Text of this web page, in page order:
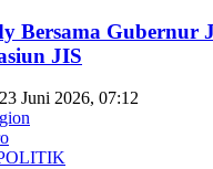
Bersama Gubernur
JIS
Juni 2026, 07:12